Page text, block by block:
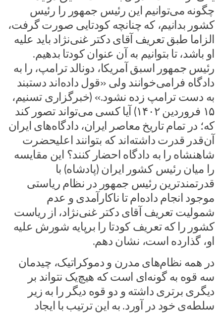
چگونه می‌توانیم این رئیس جمهور را رئیس
کشور بدانیم، که چنانچه کودتایی صورت گرفت،
الزاما طبق تعریف آقای دکتر غنی‌نژاد باید علیه
او باشد، تا بتوانیم به آن عنوان کودتا بدهیم.
رئیس جمهور اسبق آمریکا، دونالد ترامپ، را به
دادگاه فرامی‌خوانند ولی «قول داده‌اند دستبند
به دست ترامپ زده نشود.» (خبرگزاری تسنیم،
۱۵ فروردین ۱۴۰۲) آیا کسی می‌تواند تصور کند
که؛ در تمام تاریخ معاصر ایران، دادگاه‌های ایران
آن‌قدر قدرت داشته‌اند که بتوانند اعلیحضرت
شاهنشاه را به دادگاه احضار کنند؟ این مقایسه
را میان رئیس کشور ایران (پادشاه) با
قدرتمندترین رئیس جمهور در نظام‌ ریاستی
موجود انجام داده‌ام تا ناکارآمدی و عدم
شمولیت تعریف آقای دکتر غنی‌نژاد، از ریاست
کشور را که تعریف کودتا را برپایه شورش علیه
او، گذارده است، نشان دهم.
در همه نظام‌های مدرن و دموکراتیک، چیدمان
سه قوه به گونه‌ای است که هیچ‌یک نتواند بر
دیگری برتری داشته و دو قوه دیگر را به زیر
سلطه‌ی خود در آورد. به این ترتیب با ایجاد